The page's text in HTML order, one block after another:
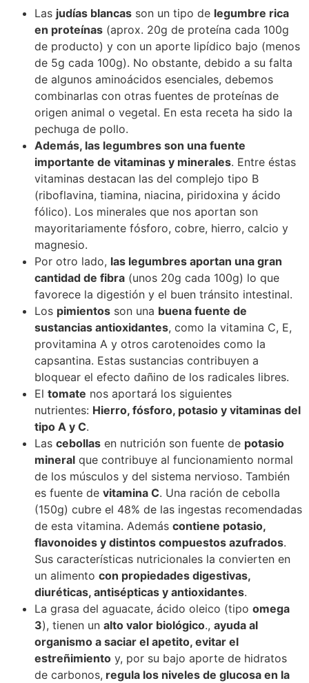
Las judías blancas son un tipo de legumbre rica
en proteínas (aprox. 20g de proteína cada 100g
de producto) y con un aporte lipídico bajo (menos
de 5g cada 100g). No obstante, debido a su falta
de algunos aminoácidos esenciales, debemos
combinarlas con otras fuentes de proteínas de
origen animal o vegetal. En esta receta ha sido la
pechuga de pollo.
Además, las legumbres son una fuente
importante de vitaminas y minerales. Entre éstas
vitaminas destacan las del complejo tipo B
(riboflavina, tiamina, niacina, piridoxina y ácido
fólico). Los minerales que nos aportan son
mayoritariamente fósforo, cobre, hierro, calcio y
magnesio.
Por otro lado, las legumbres aportan una gran
cantidad de fibra (unos 20g cada 100g) lo que
favorece la digestión y el buen tránsito intestinal.
Los pimientos son una buena fuente de
sustancias antioxidantes, como la vitamina C, E,
provitamina A y otros carotenoides como la
capsantina. Estas sustancias contribuyen a
bloquear el efecto dañino de los radicales libres.
El tomate nos aportará los siguientes
nutrientes: Hierro, fósforo, potasio y vitaminas del
tipo A y C.
Las cebollas en nutrición son fuente de potasio
mineral que contribuye al funcionamiento normal
de los músculos y del sistema nervioso. También
es fuente de vitamina C. Una ración de cebolla
(150g) cubre el 48% de las ingestas recomendadas
de esta vitamina. Además contiene potasio,
flavonoides y distintos compuestos azufrados.
Sus características nutricionales la convierten en
un alimento con propiedades digestivas,
diuréticas, antisépticas y antioxidantes.
La grasa del aguacate, ácido oleico (tipo omega
3), tienen un alto valor biológico., ayuda al
organismo a saciar el apetito, evitar el
estreñimiento y, por su bajo aporte de hidratos
de carbonos, regula los niveles de glucosa en la